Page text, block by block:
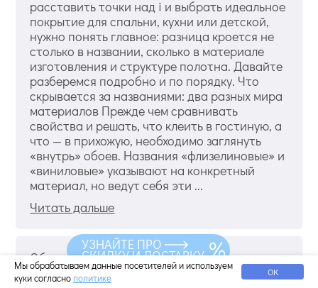
расставить точки над i и выбрать идеальное
покрытие для спальни, кухни или детской,
нужно понять главное: разница кроется не
столько в названии, сколько в материале
изготовления и структуре полотна. Давайте
разберемся подробно и по порядку. Что
скрывается за названиями: два разных мира
материалов Прежде чем сравнивать
свойства и решать, что клеить в гостиную, а
что — в прихожую, необходимо заглянуть
«внутрь» обоев. Названия «флизелиновые» и
«виниловые» указывают на конкретный
материал, но ведут себя эти ...
Читать дальше
Обои для маленькой спальни - какие
выбрать?
Мы обрабатываем данные посетителей и используем
куки согласно политике ОК
УЗНАЙТЕ ПРО
СКИДКУ И ДОСТАВКУ